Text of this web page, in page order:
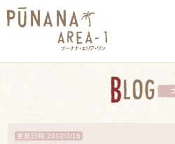
更新日時 2012/2/16